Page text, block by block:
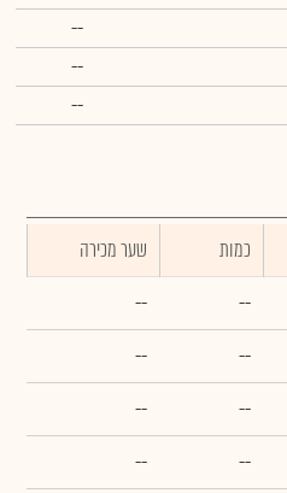
--
--
--
כמות
שער מכירה
--
--
--
--
--
--
--
--